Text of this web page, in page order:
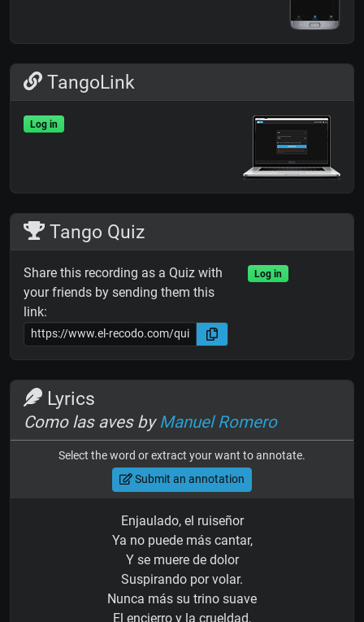
TangoLink
Log in
Tango Quiz
Share this recording as a Quiz with
your friends by sending them this
link:
Log in
Lyrics
Como las aves by Manuel Romero
Select the word or extract your want to annotate.
Submit an annotation
Enjaulado, el ruiseñor
Ya no puede más cantar,
Y se muere de dolor
Suspirando por volar.
Nunca más su trino suave
El encierro y la crueldad,